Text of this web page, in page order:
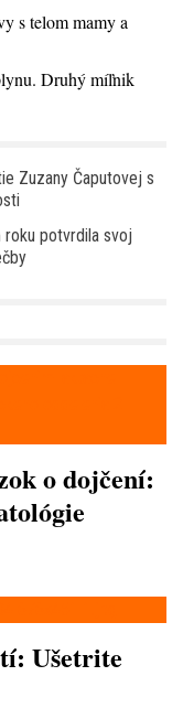
s telom mamy a
Druhý míľnik
Zuzany Čaputovej s
potvrdila svoj
o dojčení:
Ušetrite